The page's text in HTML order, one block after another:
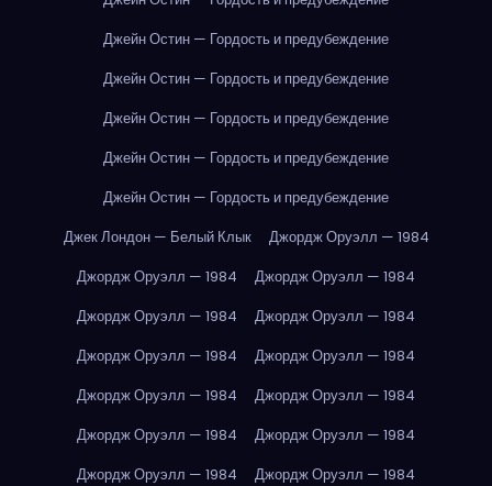
Джейн Остин — Гордость и предубеждение
Джейн Остин — Гордость и предубеждение
Джейн Остин — Гордость и предубеждение
Джейн Остин — Гордость и предубеждение
Джейн Остин — Гордость и предубеждение
Джек Лондон — Белый Клык
Джордж Оруэлл — 1984
Джордж Оруэлл — 1984
Джордж Оруэлл — 1984
Джордж Оруэлл — 1984
Джордж Оруэлл — 1984
Джордж Оруэлл — 1984
Джордж Оруэлл — 1984
Джордж Оруэлл — 1984
Джордж Оруэлл — 1984
Джордж Оруэлл — 1984
Джордж Оруэлл — 1984
Джордж Оруэлл — 1984
Джордж Оруэлл — 1984